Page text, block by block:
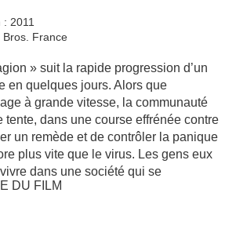
: 2011
Bros. France
» suit la rapide progression d’un
en quelques jours. Alors que
à grande vitesse, la communauté
tente, dans une course effrénée contre
un remède et de contrôler la panique
plus vite que le virus. Les gens eux
dans une société qui se
DU FILM